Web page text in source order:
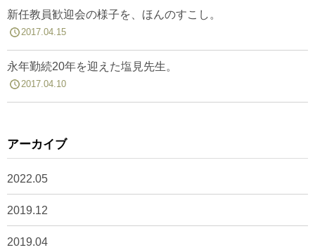
新任教員歓迎会の様子を、ほんのすこし。
2017.04.15
永年勤続20年を迎えた塩見先生。
2017.04.10
アーカイブ
2022.05
2019.12
2019.04